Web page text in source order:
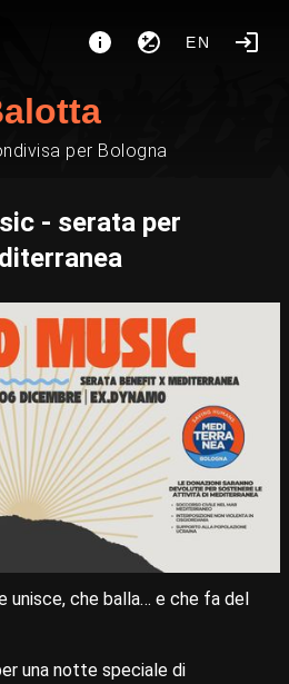
EN
per Bologna
- serata per
unisce, che balla… e che fa del
una notte speciale di